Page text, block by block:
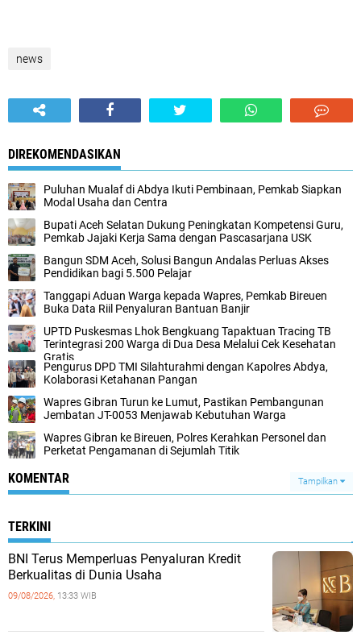
news
DIREKOMENDASIKAN
Puluhan Mualaf di Abdya Ikuti Pembinaan, Pemkab Siapkan
Modal Usaha dan Centra
Bupati Aceh Selatan Dukung Peningkatan Kompetensi Guru,
Pemkab Jajaki Kerja Sama dengan Pascasarjana USK
‎Bangun SDM Aceh, Solusi Bangun Andalas Perluas Akses
Pendidikan bagi 5.500 Pelajar ‎
Tanggapi Aduan Warga kepada Wapres, Pemkab Bireuen
Buka Data Riil Penyaluran Bantuan Banjir
UPTD Puskesmas Lhok Bengkuang Tapaktuan ‎Tracing TB
Terintegrasi 200 Warga di Dua Desa Melalui Cek Kesehatan
Gratis
Pengurus DPD TMI Silahturahmi dengan Kapolres Abdya,
Kolaborasi Ketahanan Pangan
Wapres Gibran Turun ke Lumut, Pastikan Pembangunan
Jembatan JT-0053 Menjawab Kebutuhan Warga
Wapres Gibran ke Bireuen, Polres Kerahkan Personel dan
Perketat Pengamanan di Sejumlah Titik
KOMENTAR Tampilkan
TERKINI
BNI Terus Memperluas Penyaluran Kredit
Berkualitas di Dunia Usaha
09/08/2026, 13:33 WIB